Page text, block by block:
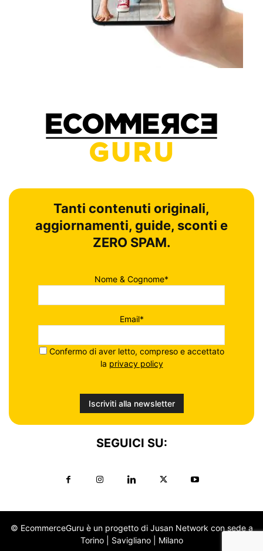
Tanti contenuti originali,
aggiornamenti, guide, sconti e
ZERO SPAM.
Nome & Cognome*
Email*
Confermo di aver letto, compreso e accettato
la privacy policy
SEGUICI SU:
© EcommerceGuru è un progetto di Jusan Network con sede a
Torino | Savigliano | Milano